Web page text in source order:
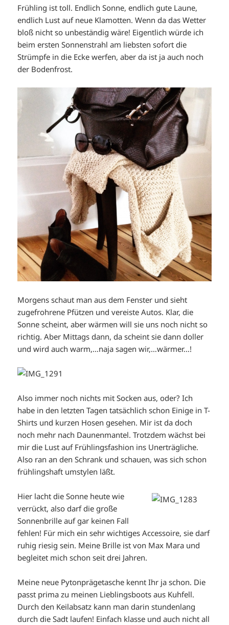
Frühling ist toll. Endlich Sonne, endlich gute Laune,
endlich Lust auf neue Klamotten. Wenn da das Wetter
bloß nicht so unbeständig wäre! Eigentlich würde ich
beim ersten Sonnenstrahl am liebsten sofort die
Strümpfe in die Ecke werfen, aber da ist ja auch noch
der Bodenfrost.
Morgens schaut man aus dem Fenster und sieht
zugefrohrene Pfützen und vereiste Autos. Klar, die
Sonne scheint, aber wärmen will sie uns noch nicht so
richtig. Aber Mittags dann, da scheint sie dann doller
und wird auch warm,…naja sagen wir,…wärmer…!
Also immer noch nichts mit Socken aus, oder? Ich
habe in den letzten Tagen tatsächlich schon Einige in T-
Shirts und kurzen Hosen gesehen. Mir ist da doch
noch mehr nach Daunenmantel. Trotzdem wächst bei
mir die Lust auf Frühlingsfashion ins Unerträgliche.
Also ran an den Schrank und schauen, was sich schon
frühlingshaft umstylen läßt.
Hier lacht die Sonne heute wie
verrückt, also darf die große
Sonnenbrille auf gar keinen Fall
fehlen! Für mich ein sehr wichtiges Accessoire, sie darf
ruhig riesig sein. Meine Brille ist von Max Mara und
begleitet mich schon seit drei Jahren.
Meine neue Pytonprägetasche kennt Ihr ja schon. Die
passt prima zu meinen Lieblingsboots aus Kuhfell.
Durch den Keilabsatz kann man darin stundenlang
durch die Sadt laufen! Einfach klasse und auch nicht all